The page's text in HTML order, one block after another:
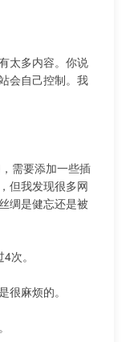
太多内容。你说
会自己控制。我
需要添加一些插
但我发现很多网
绸是健忘还是被
次。
很麻烦的。